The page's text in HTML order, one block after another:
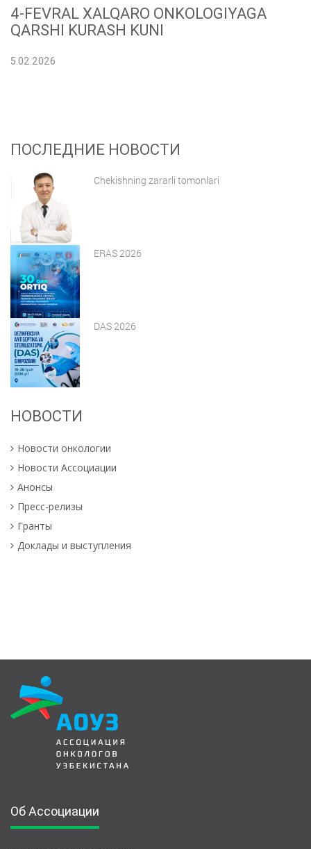
4-FEVRAL XALQARO ONKOLOGIYAGA
QARSHI KURASH KUNI
5.02.2026
ПОСЛЕДНИЕ НОВОСТИ
Chekishning zararli tomonlari
ERAS 2026
DAS 2026
НОВОСТИ
Новости онкологии
Новости Ассоциации
Анонсы
Пресс-релизы
Гранты
Доклады и выступления
Об Ассоциации